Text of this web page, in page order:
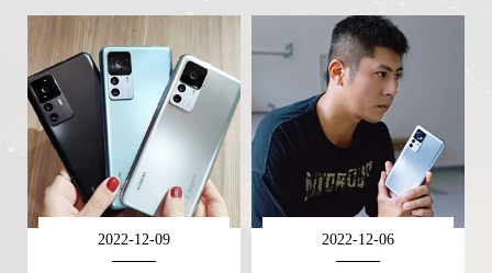
2022-12-09 2022-12-06